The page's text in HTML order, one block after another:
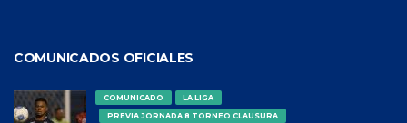
COMUNICADOS OFICIALES
COMUNICADO
LA LIGA
PREVIA JORNADA 8 TORNEO CLAUSURA